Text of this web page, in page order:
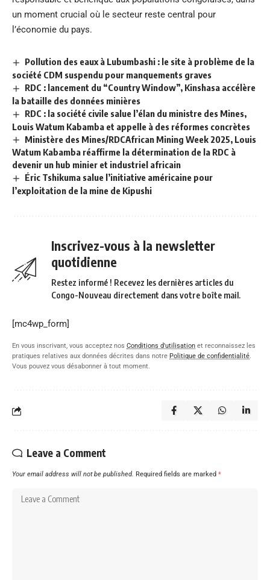
un moment crucial où le secteur reste central pour
l’économie du pays.
Pollution des eaux à Lubumbashi : le site à problème de la
société CDM suspendu pour manquements graves
RDC : lancement du “Country Window”, Kinshasa accélère
la bataille des données minières
RDC : la société civile salue l’élan du ministre des Mines,
Louis Watum Kabamba et appelle à des réformes concrètes
Ministère des Mines/RDCAfrican Mining Week 2025, Louis
Watum Kabamba réaffirme la détermination de la RDC à
devenir un hub minier et industriel africain
Éric Tshikuma salue l’initiative américaine pour
l’exploitation de la mine de Kipushi
Inscrivez-vous à la newsletter
quotidienne
Restez informé ! Recevez les dernières articles du
Congo-Nouveau directement dans votre boîte mail.
[mc4wp_form]
En vous inscrivant, vous acceptez nos Conditions d'utilisation et reconnaissez les
pratiques relatives aux données décrites dans notre Politique de confidentialité.
Vous pouvez vous désabonner à tout moment.
Leave a Comment
Your email address will not be published. Required fields are marked *